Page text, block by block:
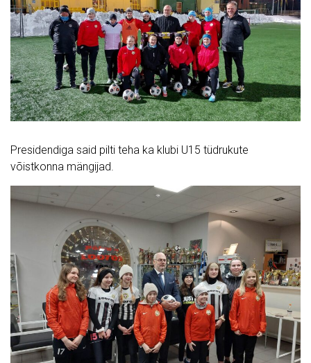
Presidendiga said pilti teha ka klubi U15 tüdrukute
võistkonna mängijad.